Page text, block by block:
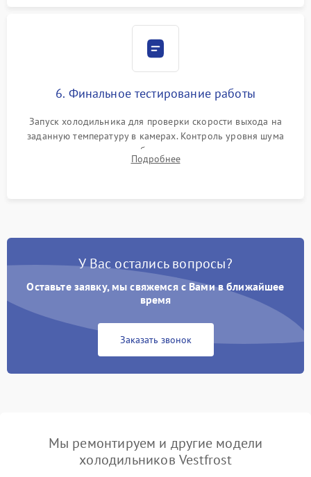
6. Финальное тестирование работы
Запуск холодильника для проверки скорости выхода на
заданную температуру в камерах. Контроль уровня шума
компрессора, отсутствия обмерзания стенок и корректного
срабатывания системы автоматической оттайки.
Подробнее
У Вас остались вопросы?
Оставьте заявку, мы свяжемся с Вами в ближайшее
время
Заказать звонок
Мы ремонтируем и другие модели
холодильников Vestfrost